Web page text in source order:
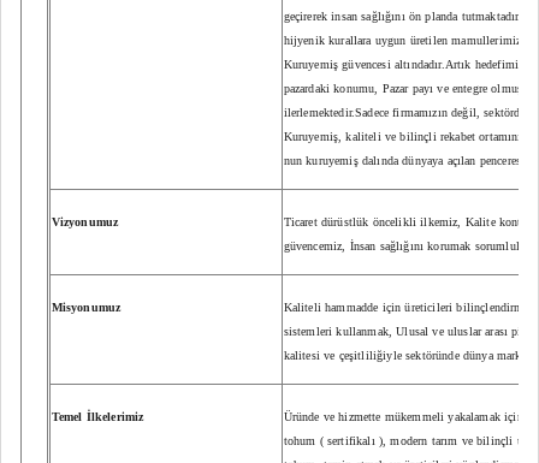
geçirerek insan sağlığını ön planda tutmaktadır.
hijyenik kurallara uygun üretilen mamullerimiz,
Kuruyemiş güvencesi altındadır.Artık hedefimiz
pazardaki konumu, Pazar payı ve entegre olmuş
ilerlemektedir.Sadece firmamızın değil,
Kuruyemiş, kaliteli ve bilinçli rekabet ortamının
nun kuruyemiş dalında dünyaya açılan penceresi
Vizyonumuz
Ticaret dürüstlük öncelikli ilkemiz, Kalite
güvencemiz, İnsan sağlığını korumak
Misyonumuz
Kaliteli hammadde için üreticileri
sistemleri kullanmak, Ulusal ve uluslar arası
kalitesi ve çeşitliliğiyle sektöründe dünya
Temel İlkelerimiz
Üründe ve hizmette mükemmeli yakalamak için
tohum ( sertifikalı ), modern tarım ve bilinçli